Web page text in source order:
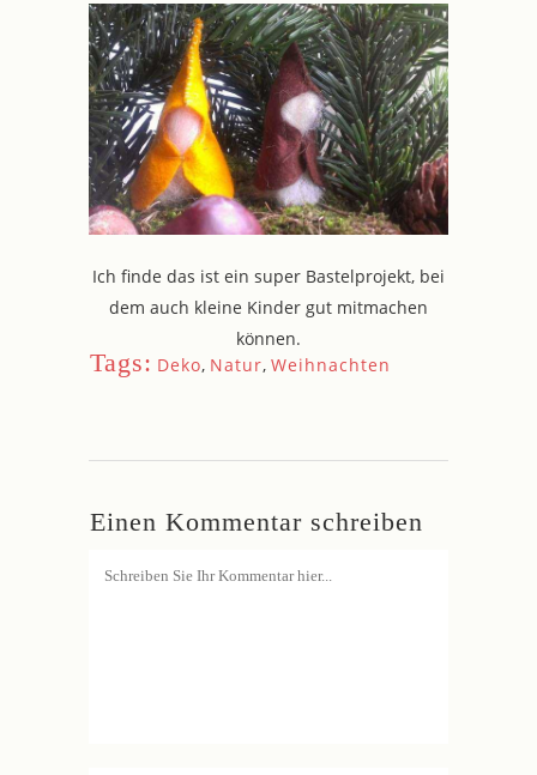
Ich finde das ist ein super Bastelprojekt, bei
dem auch kleine Kinder gut mitmachen
können.
Tags: Deko, Natur,Weihnachten
Einen Kommentar schreiben